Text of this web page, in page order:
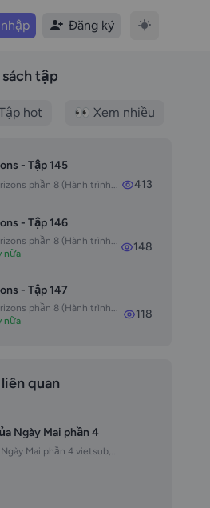
Đăng ký
sách tập
hot 👀 Xem nhiều
- Tập 145
phần 8 (Hành trình... 413
- Tập 146
phần 8 (Hành trình...
nữa
148
- Tập 147
phần 8 (Hành trình...
nữa
118
quan
Ngày Mai phần 4
Mai phần 4 vietsub,...